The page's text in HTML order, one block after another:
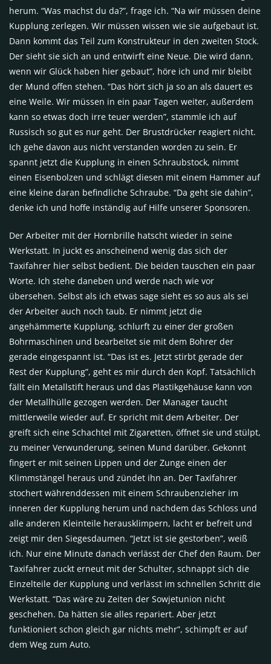
herum. “Was machst du da?”, frage ich. “Na wir müssen deine
Kupplung zerlegen. Wir müssen wissen wie sie aufgebaut ist.
Dann kommt das Teil zum Konstrukteur in den zweiten Stock.
Der sieht sie sich an und entwirft eine Neue. Die wird dann,
wenn wir Glück haben hier gebaut”, höre ich und mir bleibt
der Mund offen stehen. “Das hört sich ja so an als dauert es
eine Weile. Wir müssen in ein paar Tagen weiter, außerdem
kann so etwas doch irre teuer werden”, stammle ich auf
Russisch so gut es nur geht. Der Brustdrücker reagiert nicht.
Ich gehe davon aus nicht verstanden worden zu sein. Er
spannt jetzt die Kupplung in einen Schraubstock, nimmt
einen Eisenbolzen und schlägt diesen mit einem Hammer auf
eine kleine daran befindliche Schraube. “Da geht sie dahin”,
denke ich und hoffe inständig auf Hilfe unserer Sponsoren.
Der Arbeiter mit der Hornbrille hatscht wieder in seine
Werkstatt. In juckt es anscheinend wenig das sich der
Taxifahrer hier selbst bedient. Die beiden tauschen ein paar
Worte. Ich stehe daneben und werde nach wie vor
übersehen. Selbst als ich etwas sage sieht es so aus als sei
der Arbeiter auch noch taub. Er nimmt jetzt die
angehämmerte Kupplung, schlurft zu einer der großen
Bohrmaschinen und bearbeitet sie mit dem Bohrer der
gerade eingespannt ist. “Das ist es. Jetzt stirbt gerade der
Rest der Kupplung”, geht es mir durch den Kopf. Tatsächlich
fällt ein Metallstift heraus und das Plastikgehäuse kann von
der Metallhülle gezogen werden. Der Manager taucht
mittlerweile wieder auf. Er spricht mit dem Arbeiter. Der
greift sich eine Schachtel mit Zigaretten, öffnet sie und stülpt,
zu meiner Verwunderung, seinen Mund darüber. Gekonnt
fingert er mit seinen Lippen und der Zunge einen der
Klimmstängel heraus und zündet ihn an. Der Taxifahrer
stochert währenddessen mit einem Schraubenzieher im
inneren der Kupplung herum und nachdem das Schloss und
alle anderen Kleinteile herausklimpern, lacht er befreit und
zeigt mir den Siegesdaumen. “Jetzt ist sie gestorben”, weiß
ich. Nur eine Minute danach verlässt der Chef den Raum. Der
Taxifahrer zuckt erneut mit der Schulter, schnappt sich die
Einzelteile der Kupplung und verlässt im schnellen Schritt die
Werkstatt. “Das wäre zu Zeiten der Sowjetunion nicht
geschehen. Da hätten sie alles repariert. Aber jetzt
funktioniert schon gleich gar nichts mehr”, schimpft er auf
dem Weg zum Auto.